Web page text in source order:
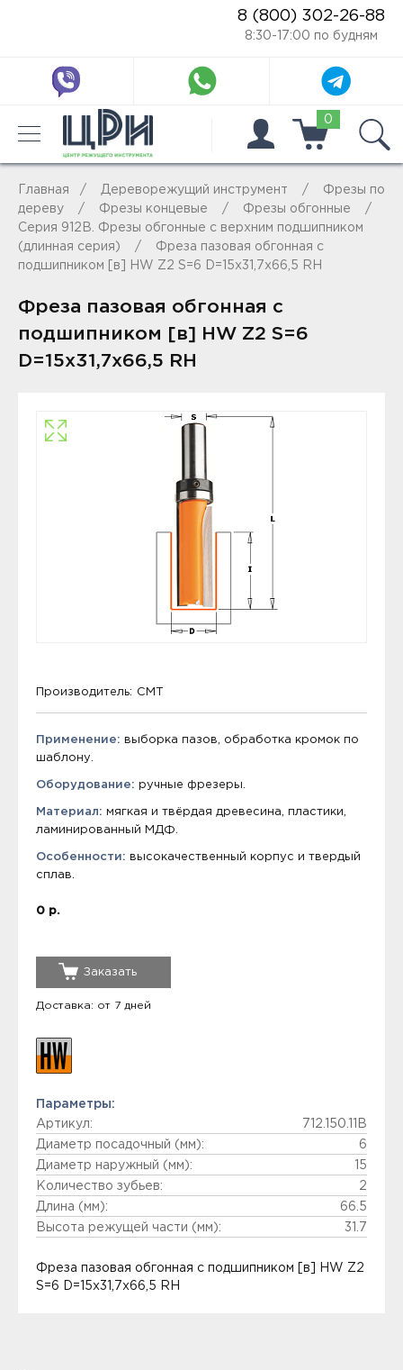
8 (800) 302-26-88
8:30-17:00 по будням
0
Главная Дереворежущий инструмент
Фрезы по
дереву
Фрезы концевые
Фрезы обгонные
Серия 912B. Фрезы обгонные с верхним подшипником
(длинная серия)
Фреза пазовая обгонная с
подшипником [в] HW Z2 S=6 D=15x31,7x66,5 RH
Фреза пазовая обгонная с
подшипником [в] HW Z2 S=6
D=15x31,7x66,5 RH
Производитель: CMT
Применение: выборка пазов, обработка кромок по
шаблону.
Оборудование: ручные фрезеры.
Материал: мягкая и твёрдая древесина, пластики,
ламинированный МДФ.
Особенности: высокачественный корпус и твердый
сплав.
0 р.
Заказать
Доставка: от 7 дней
Параметры:
Артикул:
712.150.11B
Диаметр посадочный (мм):
6
Диаметр наружный (мм):
15
Количество зубьев:
2
Длина (мм):
66.5
Высота режущей части (мм):
31.7
Фреза пазовая обгонная с подшипником [в] HW Z2
S=6 D=15x31,7x66,5 RH